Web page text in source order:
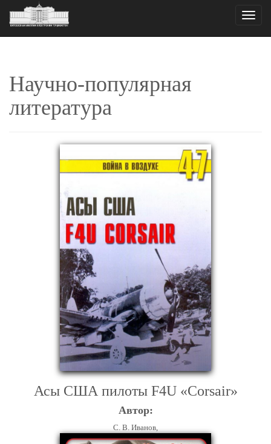
Toggle
Научно-популярная
литература
Асы США пилоты F4U «Corsair»
Автор:
С. В. Иванов,